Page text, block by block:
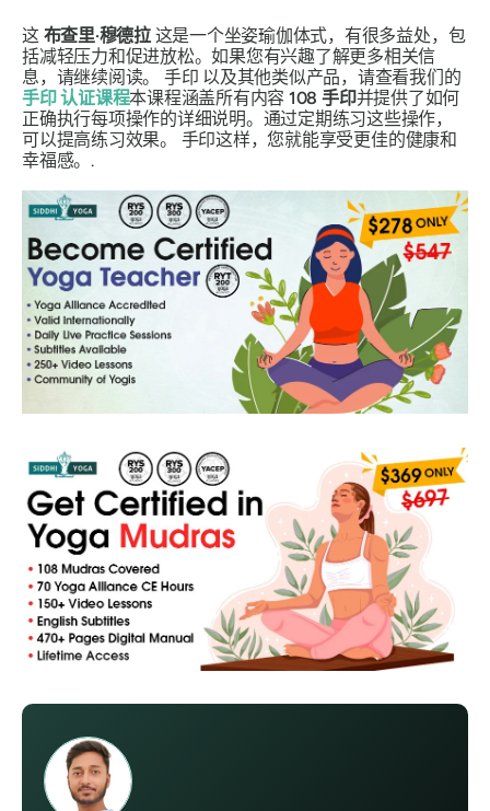
这 布查里·穆德拉这是一个坐姿瑜伽体式，有很多益处，包
括减轻压力和促进放松。如果您有兴趣了解更多相关信
息，请继续阅读。 手印 以及其他类似产品，请查看我们的
手印认证课程本课程涵盖所有内容 108 手印并提供了如何
正确执行每项操作的详细说明。通过定期练习这些操作，
可以提高练习效果。 手印这样，您就能享受更佳的健康和
幸福感。.